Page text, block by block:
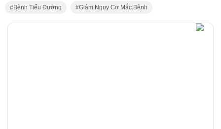
Bệnh Tiểu Đường Giảm Nguy Cơ Mắc Bệnh